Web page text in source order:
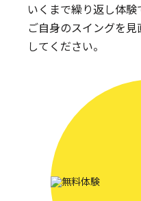
いくまで繰り返し体
ご自身のスイングを
してください。